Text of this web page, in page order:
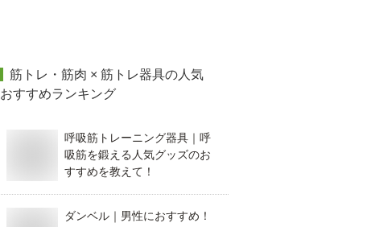
筋トレ・筋肉 × 筋トレ器具の人気
おすすめランキング
呼吸筋トレーニング器具｜呼
吸筋を鍛える人気グッズのお
すすめを教えて！
ダンベル｜男性におすすめ！